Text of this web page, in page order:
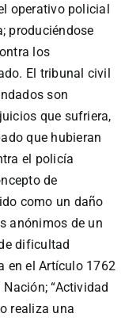
operativo policial
produciéndose
los
El tribunal civil
son
que sufriera,
que hubieran
el policía
de
como un daño
anónimos de un
dificultad
en el Artículo 1762
“Actividad
realiza una